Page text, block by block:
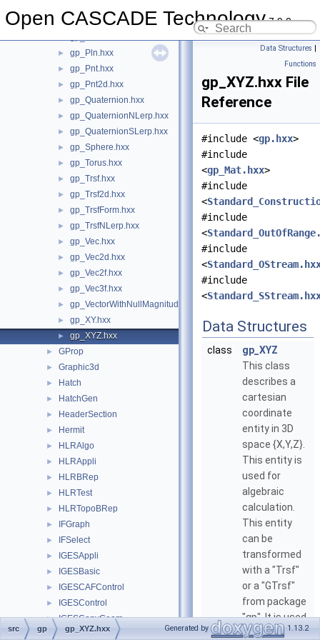
Open CASCADE Technology7.9.0
► gp_Parab.hxx
► gp_Pln.hxx
► gp_Pnt.hxx
► gp_Pnt2d.hxx
► gp_Quaternion.hxx
► gp_QuaternionNLerp.hxx
► gp_QuaternionSLerp.hxx
► gp_Sphere.hxx
► gp_Torus.hxx
► gp_Trsf.hxx
► gp_Trsf2d.hxx
► gp_TrsfForm.hxx
► gp_TrsfNLerp.hxx
► gp_Vec.hxx
► gp_Vec2d.hxx
► gp_Vec2f.hxx
► gp_Vec3f.hxx
► gp_VectorWithNullMagnitude.hxx
► gp_XY.hxx
► gp_XYZ.hxx
► GProp
► Graphic3d
► Hatch
► HatchGen
► HeaderSection
► Hermit
► HLRAlgo
► HLRAppli
► HLRBRep
► HLRTest
► HLRTopoBRep
► IFGraph
► IFSelect
► IGESAppli
► IGESBasic
► IGESCAFControl
► IGESControl
► IGESConvGeom
► IGESData
Data Structures |
Functions
gp_XYZ.hxx File
Reference
#include <gp.hxx>
#include
<gp_Mat.hxx>
#include
<
#include
<
#include
<
#include
<
Data Structures
class
gp_XYZ
This class
describes a
cartesian
coordinate
entity in 3D
space {X,Y,Z}.
This entity is
used for
algebraic
calculation.
This entity
can be
transformed
with a "Trsf"
or a "GTrsf"
from package
"gp". It is used
in vectorial
src gp gp_XYZ.hxx Generated by 1.13.2